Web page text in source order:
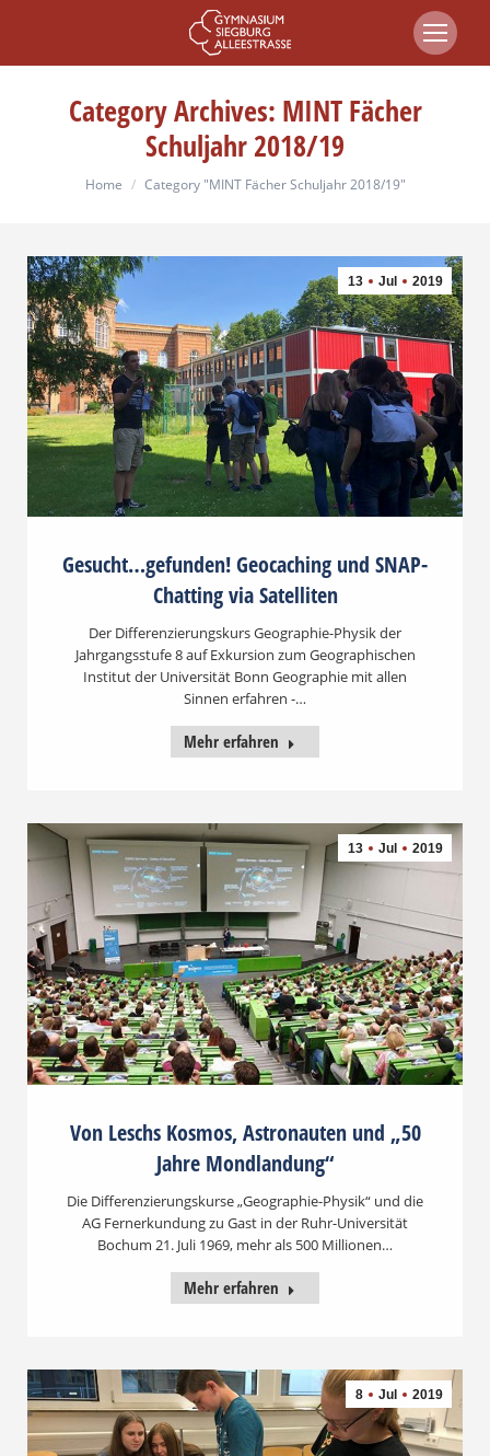
Category Archives: MINT Fächer
Schuljahr 2018/19
You are here:
Home Category "MINT Fächer Schuljahr 2018/19"
13 Jul 2019
Gesucht…gefunden! Geocaching und SNAP-
Chatting via Satelliten
Der Differenzierungskurs Geographie-Physik der
Jahrgangsstufe 8 auf Exkursion zum Geographischen
Institut der Universität Bonn Geographie mit allen
Sinnen erfahren -…
Mehr erfahren
13 Jul 2019
Von Leschs Kosmos, Astronauten und „50
Jahre Mondlandung“
Die Differenzierungskurse „Geographie-Physik“ und die
AG Fernerkundung zu Gast in der Ruhr-Universität
Bochum 21. Juli 1969, mehr als 500 Millionen…
Mehr erfahren
8 Jul 2019